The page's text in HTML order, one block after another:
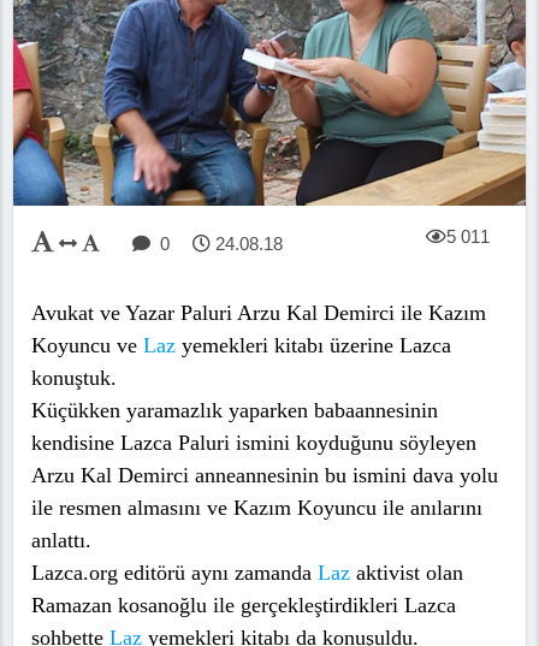
0 24.08.18 5 011
Avukat ve Yazar Paluri Arzu Kal Demirci ile Kazım
Koyuncu ve Laz yemekleri kitabı üzerine Lazca
konuştuk.
Küçükken yaramazlık yaparken babaannesinin
kendisine Lazca Paluri ismini koyduğunu söyleyen
Arzu Kal Demirci anneannesinin bu ismini dava yolu
ile resmen almasını ve Kazım Koyuncu ile anılarını
anlattı.
Lazca.org editörü aynı zamanda Laz aktivist olan
Ramazan kosanoğlu ile gerçekleştirdikleri Lazca
sohbette Laz yemekleri kitabı da konuşuldu.